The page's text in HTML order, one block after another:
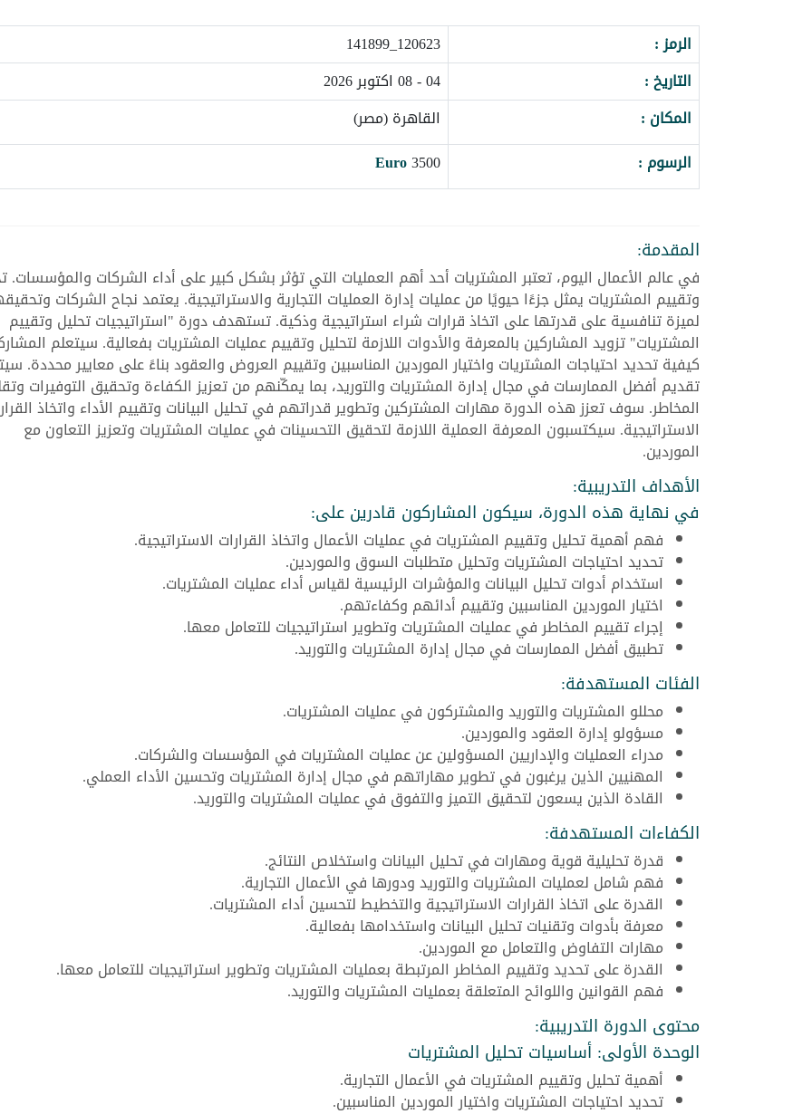
الرمز :
120623_141899
التاريخ :
04 - 08 اكتوبر 2026
المكان :
القاهرة (مصر)
الرسوم :
3500
Euro
المقدمة:
في عالم الأعمال اليوم، تعتبر المشتريات أحد أهم العمليات التي تؤثر بشكل كبير على أداء الشركات والمؤسسات.
وتقييم المشتريات يمثل جزءًا حيويًا من عمليات إدارة العمليات التجارية والاستراتيجية. يعتمد نجاح الشركات
لميزة تنافسية على قدرتها على اتخاذ قرارات شراء استراتيجية وذكية. تستهدف دورة "استراتيجيات تحليل وتقييم
المشتريات" تزويد المشاركين بالمعرفة والأدوات اللازمة لتحليل وتقييم عمليات المشتريات بفعالية. سيتعلم
كيفية تحديد احتياجات المشتريات واختيار الموردين المناسبين وتقييم العروض والعقود بناءً على معايير محددة.
تقديم أفضل الممارسات في مجال إدارة المشتريات والتوريد، بما يمكّنهم من تعزيز الكفاءة وتحقيق التوفيرات
المخاطر. سوف تعزز هذه الدورة مهارات المشتركين وتطوير قدراتهم في تحليل البيانات وتقييم الأداء واتخاذ
الاستراتيجية. سيكتسبون المعرفة العملية اللازمة لتحقيق التحسينات في عمليات المشتريات وتعزيز التعاون مع
الموردين.
الأهداف التدريبية:
في نهاية هذه الدورة، سيكون المشاركون قادرين على:
فهم أهمية تحليل وتقييم المشتريات في عمليات الأعمال واتخاذ القرارات الاستراتيجية.
تحديد احتياجات المشتريات وتحليل متطلبات السوق والموردين.
استخدام أدوات تحليل البيانات والمؤشرات الرئيسية لقياس أداء عمليات المشتريات.
اختيار الموردين المناسبين وتقييم أدائهم وكفاءتهم.
إجراء تقييم المخاطر في عمليات المشتريات وتطوير استراتيجيات للتعامل معها.
تطبيق أفضل الممارسات في مجال إدارة المشتريات والتوريد.
الفئات المستهدفة:
محللو المشتريات والتوريد والمشتركون في عمليات المشتريات.
مسؤولو إدارة العقود والموردين.
مدراء العمليات والإداريين المسؤولين عن عمليات المشتريات في المؤسسات والشركات.
المهنيين الذين يرغبون في تطوير مهاراتهم في مجال إدارة المشتريات وتحسين الأداء العملي.
القادة الذين يسعون لتحقيق التميز والتفوق في عمليات المشتريات والتوريد.
الكفاءات المستهدفة:
قدرة تحليلية قوية ومهارات في تحليل البيانات واستخلاص النتائج.
فهم شامل لعمليات المشتريات والتوريد ودورها في الأعمال التجارية.
القدرة على اتخاذ القرارات الاستراتيجية والتخطيط لتحسين أداء المشتريات.
معرفة بأدوات وتقنيات تحليل البيانات واستخدامها بفعالية.
مهارات التفاوض والتعامل مع الموردين.
القدرة على تحديد وتقييم المخاطر المرتبطة بعمليات المشتريات وتطوير استراتيجيات للتعامل معها.
فهم القوانين واللوائح المتعلقة بعمليات المشتريات والتوريد.
محتوى الدورة التدريبية:
الوحدة الأولى: أساسيات تحليل المشتريات
أهمية تحليل وتقييم المشتريات في الأعمال التجارية.
تحديد احتياجات المشتريات واختيار الموردين المناسبين.